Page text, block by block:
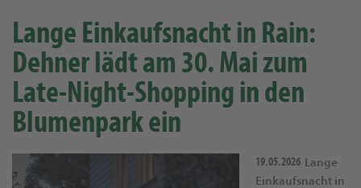
Lange Einkaufsnacht in Rain:
Dehner lädt am 30. Mai zum
Late-Night-Shopping in den
Blumenpark ein
19.05.2026 Lange
Einkaufsnacht in